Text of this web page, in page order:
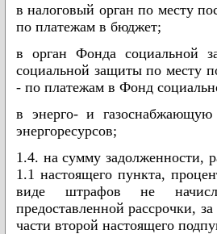
в налоговый орган по месту
по платежам в бюджет;
в орган Фонда социальной
социальной защиты по месту
- по платежам в Фонд
в энерго- и
энергоресурсов;
1.4. на сумму задолженности,
1.1 настоящего пункта,
виде штрафов не
предоставленной рассрочки,
части второй настоящего